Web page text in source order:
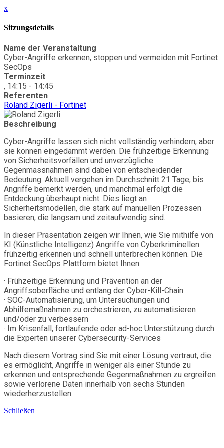
x
Sitzungsdetails
Name der Veranstaltung
Cyber-Angriffe erkennen, stoppen und vermeiden mit Fortinet
SecOps
Terminzeit
, 14:15 - 14:45
Referenten
Roland Zigerli - Fortinet
Beschreibung
Cyber-Angriffe lassen sich nicht vollständig verhindern, aber
sie können eingedämmt werden. Die frühzeitige Erkennung
von Sicherheitsvorfällen und unverzügliche
Gegenmassnahmen sind dabei von entscheidender
Bedeutung. Aktuell vergehen im Durchschnitt 21 Tage, bis
Angriffe bemerkt werden, und manchmal erfolgt die
Entdeckung überhaupt nicht. Dies liegt an
Sicherheitsmodellen, die stark auf manuellen Prozessen
basieren, die langsam und zeitaufwendig sind.
In dieser Präsentation zeigen wir Ihnen, wie Sie mithilfe von
KI (Künstliche Intelligenz) Angriffe von Cyberkriminellen
frühzeitig erkennen und schnell unterbrechen können. Die
Fortinet SecOps Plattform bietet Ihnen:
· Frühzeitige Erkennung und Prävention an der
Angriffsoberfläche und entlang der Cyber-Kill-Chain
· SOC-Automatisierung, um Untersuchungen und
Abhilfemaßnahmen zu orchestrieren, zu automatisieren
und/oder zu verbessern
· Im Krisenfall, fortlaufende oder ad-hoc Unterstützung durch
die Experten unserer Cybersecurity-Services
Nach diesem Vortrag sind Sie mit einer Lösung vertraut, die
es ermöglicht, Angriffe in weniger als einer Stunde zu
erkennen und entsprechende Gegenmaßnahmen zu ergreifen
sowie verlorene Daten innerhalb von sechs Stunden
wiederherzustellen.
Schließen